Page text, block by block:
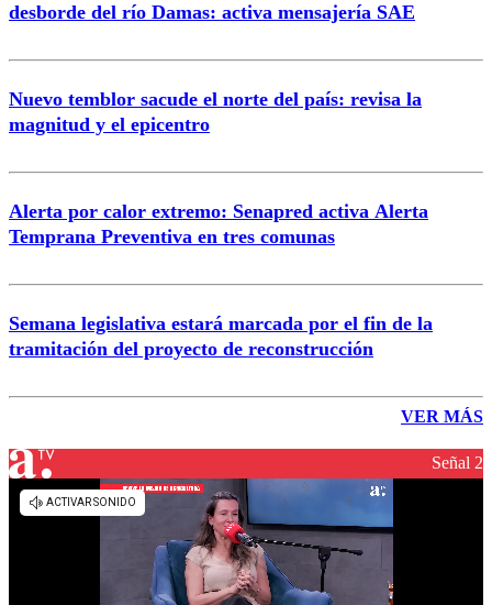
desborde del río Damas: activa mensajería SAE
Nuevo temblor sacude el norte del país: revisa la
magnitud y el epicentro
Alerta por calor extremo: Senapred activa Alerta
Temprana Preventiva en tres comunas
Semana legislativa estará marcada por el fin de la
tramitación del proyecto de reconstrucción
VER MÁS
Señal 2